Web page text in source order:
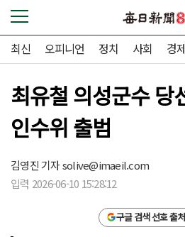
최신 오피니언 정치 사회 경제
최유철 의성군수 당
인수위 출범
김영진 기자solive@imaeil.com
입력 2026-06-10 15:28:12
구글 검색 선호 출